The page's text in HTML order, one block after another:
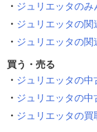
ジュリエッタのみ
ジュリエッタの関
ジュリエッタの関
買う・売る
ジュリエッタの中
ジュリエッタの中
ジュリエッタの買